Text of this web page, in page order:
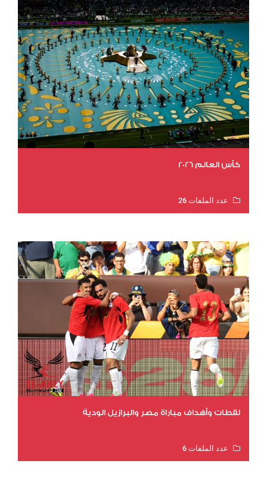
كأس العالم 2026
عدد الملفات 26
لقطات وأهداف مباراة مصر والبرازيل الودية
عدد الملفات 6